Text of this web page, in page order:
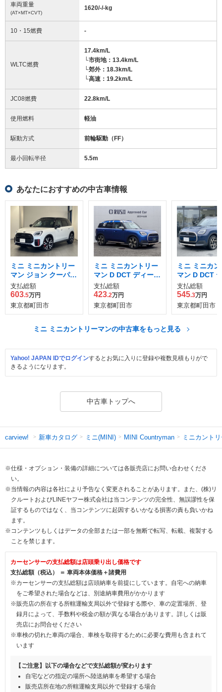
車両重量
(AT×MT×CVT)
1620/-/-kg
10・15燃費 -
WLTC燃費
17.4km/L
└市街地：13.4km/L
└郊外：18.3km/L
└高速：19.2km/L
JC08燃費 22.8km/L
使用燃料 軽油
駆動方式 前輪駆動（FF）
最小回転半径 5.5m
あなたにおすすめの中古車情報
ミニ ミニカントリー
マン ジョン クーパー
ワークス ALL4 DCT
4WD
支払総額
603.5万円
東京都町田市
ミニ ミニカントリー
マン D DCT ディーゼ
ルターボ
支払総額
423.2万円
東京都町田市
ミニ ミニカ
マン D DCT
ルターボ
支払総額
545.3万円
東京都町田市
ミニ ミニカントリーマンの中古車をもっと見る
Yahoo! JAPAN IDでログインするとお気に入りに登録や複数見積もりがで
きるようになります。
中古車トップへ
carview! 新車カタログ ミニ(MINI) MINI Countryman ミニカント
※仕様・オプション・装備の詳細については各販売店にお問い合わせくださ
い。
※当情報の内容は各社により予告なく変更されることがあります。また、(株)リ
クルートおよびLINEヤフー株式会社は当コンテンツの完全性、無誤謬性を保
証するものではなく、当コンテンツに起因するいかなる損害の責も負いかね
ます。
※コンテンツもしくはデータの全部または一部を無断で転写、転載、複製する
ことを禁じます。
カーセンサーの支払総額は店頭乗り出し価格です
支払総額（税込） ＝ 車両本体価格＋諸費用
※カーセンサーの支払総額は店頭納車を前提にしています。自宅への納車
をご希望された場合などは、別途納車費用がかかります
※販売店の所在する所轄運輸支局以外で登録する際や、車の定置場所、登
録月によって、手数料や税金の額が異なる場合があります。詳しくは販
売店にお問合せください
※車検の切れた車両の場合、車検を取得するために必要な費用も含まれて
います
【ご注意】以下の場合などで支払総額が変わります
自宅などの指定の場所へ陸送納車を希望する場合
販売店所在地の所轄運輸支局以外で登録する場合